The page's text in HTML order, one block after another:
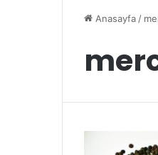
Anasayfa /